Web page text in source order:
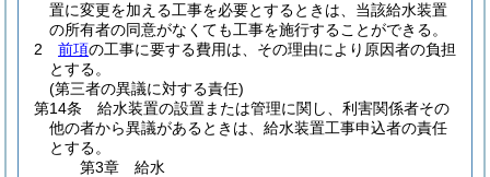
置に変更を加える工事を必要とするときは、当該給水装置
の所有者の同意がなくても工事を施行することができる。
2
前項の工事に要する費用は、その理由により原因者の負担
とする。
(第三者の異議に対する責任)
第14条
給水装置の設置または管理に関し、利害関係者その
他の者から異議があるときは、給水装置工事申込者の責任
とする。
第3章
給水